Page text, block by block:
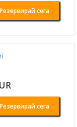
Резервирай сега
Резервирай сега